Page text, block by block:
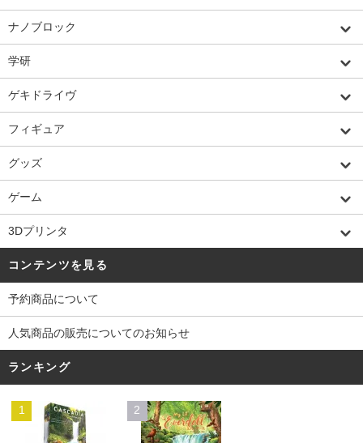
ナノブロック
学研
ゲキドライヴ
フィギュア
グッズ
ゲーム
3Dプリンタ
コンテンツを見る
予約商品について
人気商品の販売についてのお知らせ
ランキング
1 2